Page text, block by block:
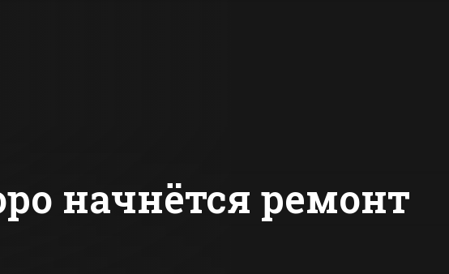
начнётся ремонт